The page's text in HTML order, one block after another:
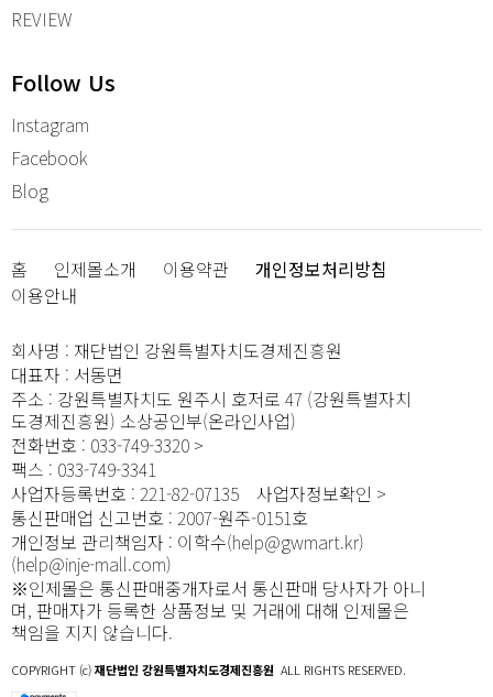
REVIEW
Follow Us
Instagram
Facebook
Blog
홈 인제몰소개 이용약관
개인정보처리방침
이용안내
회사명 : 재단법인 강원특별자치도경제진흥원
대표자 : 서동면
주소 : 강원특별자치도 원주시 호저로 47 (강원특별자치
도경제진흥원) 소상공인부(온라인사업)
전화번호 : 033-749-3320
팩스 : 033-749-3341
사업자등록번호 : 221-82-07135
사업자정보확인
통신판매업 신고번호 : 2007-원주-0151호
개인정보 관리책임자 : 이학수(help@gwmart.kr)
(help@inje-mall.com)
※인제몰은 통신판매중개자로서 통신판매 당사자가 아니
며, 판매자가 등록한 상품정보 및 거래에 대해 인제몰은
책임을 지지 않습니다.
COPYRIGHT (c)재단법인 강원특별자치도경제진흥원 ALL RIGHTS RESERVED.